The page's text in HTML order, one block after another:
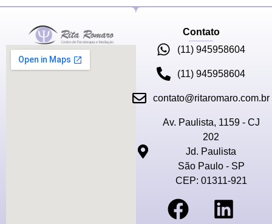
Contato
(11) 945958604
(11) 945958604
contato@ritaromaro.com.br
Av. Paulista, 1159 - CJ
202
Jd. Paulista
São Paulo - SP
CEP: 01311-921